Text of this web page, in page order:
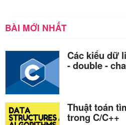
BÀI MỚI NHẤT
Các kiểu dữ
- double -
Thuật toán
trong C/C++